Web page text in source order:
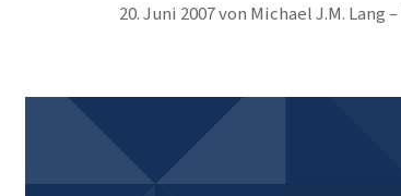
20. Juni 2007von Michael J.M. Lang